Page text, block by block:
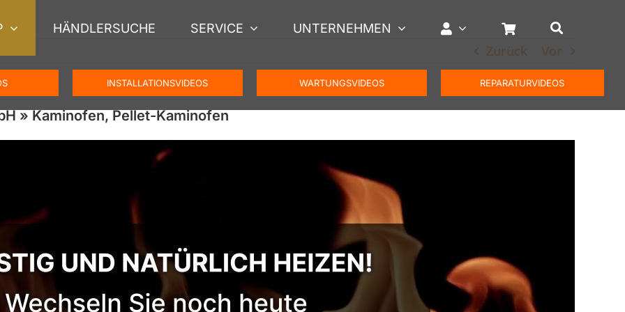
HÄNDLERSUCHE SERVICE UNTERNEHMEN
INSTALLATIONSVIDEOS WARTUNGSVIDEOS REPARATURVIDEOS
Zurück Vor
» Kaminofen, Pellet-Kaminofen